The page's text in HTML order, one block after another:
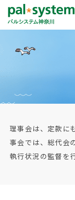
理事会は、定款に
事会では、総代会
執行状況の監督を